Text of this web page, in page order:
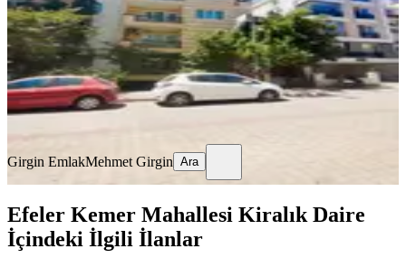
3+1·130 m² ·5. Kat·04.08.2026
28.000 ₺
Girgin EmlakMehmet Girgin
Girgin EmlakMehmet Girgin Ara
Efeler Kemer Mahallesi Kiralık Daire
İçindeki İlgili İlanlar